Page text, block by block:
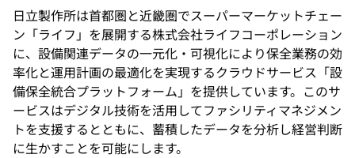
タ
ブ
で
開
タ
ブ
で
開
く
タ
ブ
で
開
く
日立製作所は首都圏と近畿圏でスーパーマーケットチェー
ン「ライフ」を展開する株式会社ライフコーポレーション
に、設備関連データの一元化・可視化により保全業務の効
率化と運用計画の最適化を実現するクラウドサービス「設
備保全統合プラットフォーム」を提供しています。このサ
ービスはデジタル技術を活用してファシリティマネジメン
トを支援するとともに、蓄積したデータを分析し経営判断
に生かすことを可能にします。